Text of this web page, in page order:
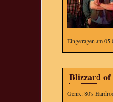
Eingetragen am
Blizzard of
Genre: 80's